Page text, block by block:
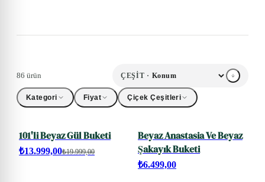
86 ürün
Kategori Fiyat Çiçek Çeşitleri
ÇEŞIT ·
SALE
101'li Beyaz Gül Buketi
₺13.999,00₺19.999,00
Beyaz Anastasia Ve Beyaz
Şakayık Buketi
₺6.499,00